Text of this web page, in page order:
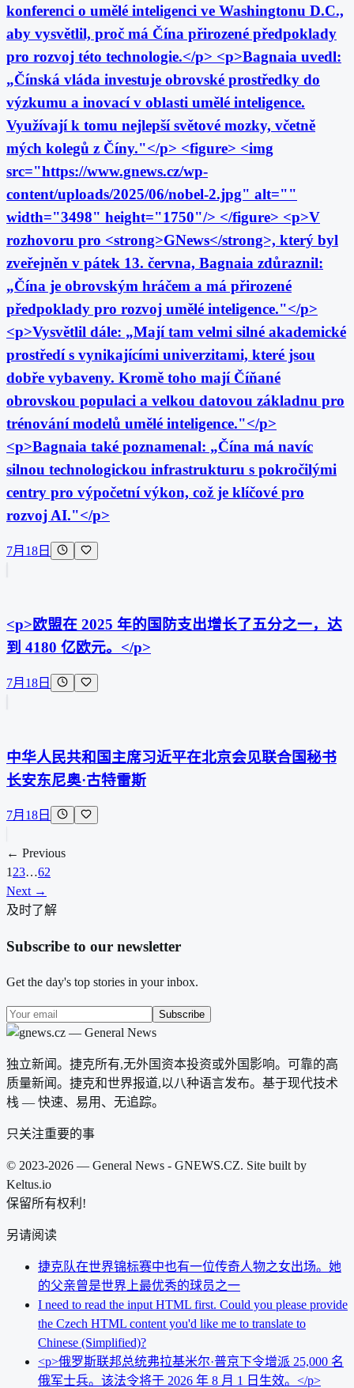
konferenci o umělé inteligenci ve Washingtonu D.C.,
aby vysvětlil, proč má Čína přirozené předpoklady
pro rozvoj této technologie.</p> <p>Bagnaia uvedl:
„Čínská vláda investuje obrovské prostředky do
výzkumu a inovací v oblasti umělé inteligence.
Využívají k tomu nejlepší světové mozky, včetně
mých kolegů z Číny."</p> <figure> <img
src="https://www.gnews.cz/wp-
content/uploads/2025/06/nobel-2.jpg" alt=""
width="3498" height="1750"/> </figure> <p>V
rozhovoru pro <strong>GNews</strong>, který byl
zveřejněn v pátek 13. června, Bagnaia zdůraznil:
„Čína je obrovským hráčem a má přirozené
předpoklady pro rozvoj umělé inteligence."</p>
<p>Vysvětlil dále: „Mají tam velmi silné akademické
prostředí s vynikajícími univerzitami, které jsou
dobře vybaveny. Kromě toho mají Číňané
obrovskou populaci a velkou datovou základnu pro
trénování modelů umělé inteligence."</p>
<p>Bagnaia také poznamenal: „Čína má navíc
silnou technologickou infrastrukturu s pokročilými
centry pro výpočetní výkon, což je klíčové pro
rozvoj AI."</p>
7月18日
<p>欧盟在 2025 年的国防支出增长了五分之一，达
到 4180 亿欧元。</p>
7月18日
中华人民共和国主席习近平在北京会见联合国秘书
长安东尼奥·古特雷斯
7月18日
← Previous
1 23…62
Next →
及时了解
Subscribe to our newsletter
Get the day's top stories in your inbox.
Subscribe
独立新闻。捷克所有,无外国资本投资或外国影响。可靠的高
质量新闻。捷克和世界报道,以八种语言发布。基于现代技术
栈 — 快速、易用、无追踪。
只关注重要的事
© 2023-2026 — General News - GNEWS.CZ. Site built by
Keltus.io
保留所有权利!
另请阅读
捷克队在世界锦标赛中也有一位传奇人物之女出场。她
的父亲曾是世界上最优秀的球员之一
I need to read the input HTML first. Could you please provide
the Czech HTML content you'd like me to translate to
Chinese (Simplified)?
<p>俄罗斯联邦总统弗拉基米尔·普京下令增派 25,000 名
俄军士兵。该法令将于 2026 年 8 月 1 日生效。</p>